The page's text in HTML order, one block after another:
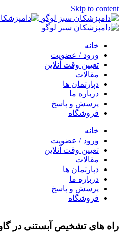
Skip to content
خانه
ورود / عضویت
تعیین وقت آنلاین
مقالات
دپارتمان ها
درباره ما
پرسش و پاسخ
فروشگاه
خانه
ورود / عضویت
تعیین وقت آنلاین
مقالات
دپارتمان ها
درباره ما
پرسش و پاسخ
فروشگاه
راه های تشخیص آبستنی در